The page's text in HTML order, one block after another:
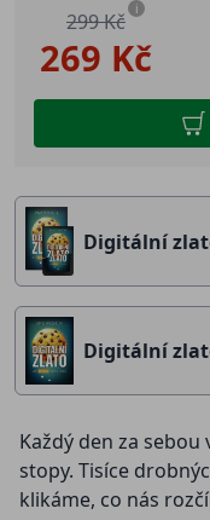
269 Kč
299 Kč i
Digitální
Digitální
Každý den za
stopy. Tisíce
klikáme, co nás